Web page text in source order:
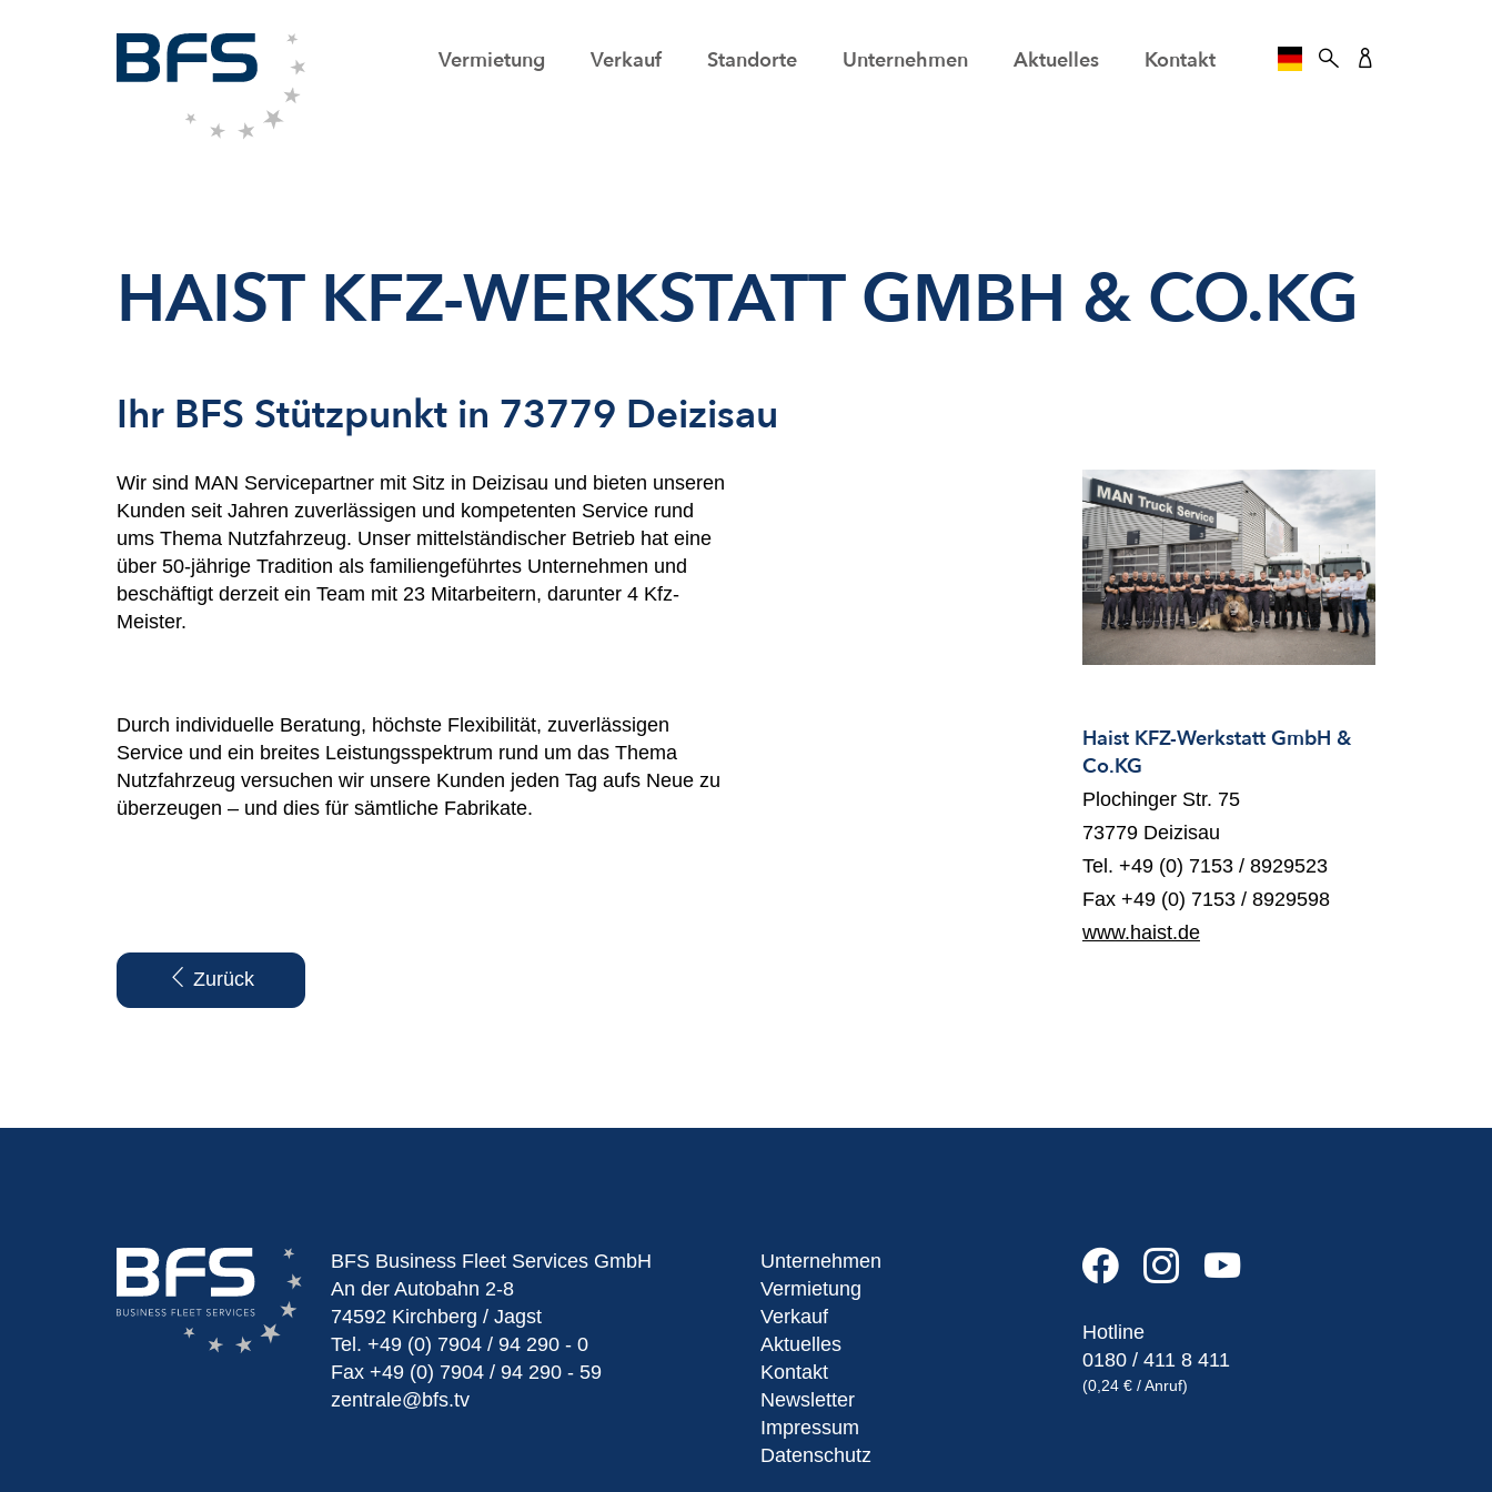
Vermietung Verkauf Standorte Unternehmen Aktuelles Kontakt
HAIST KFZ-WERKSTATT GMBH & CO.KG
Ihr BFS Stützpunkt in 73779 Deizisau
Wir sind MAN Servicepartner mit Sitz in Deizisau und bieten unseren
Kunden seit Jahren zuverlässigen und kompetenten Service rund
ums Thema Nutzfahrzeug. Unser mittelständischer Betrieb hat eine
über 50-jährige Tradition als familiengeführtes Unternehmen und
beschäftigt derzeit ein Team mit 23 Mitarbeitern, darunter 4 Kfz-
Meister.
Durch individuelle Beratung, höchste Flexibilität, zuverlässigen
Service und ein breites Leistungsspektrum rund um das Thema
Nutzfahrzeug versuchen wir unsere Kunden jeden Tag aufs Neue zu
überzeugen – und dies für sämtliche Fabrikate.
Haist KFZ-Werkstatt GmbH &
Co.KG
Plochinger Str. 75
73779 Deizisau
Tel. +49 (0) 7153 / 8929523
Fax +49 (0) 7153 / 8929598
www.haist.de
Zurück
BFS Business Fleet Services GmbH
An der Autobahn 2-8
74592 Kirchberg / Jagst
Tel.+49 (0) 7904 / 94 290 - 0
Fax+49 (0) 7904 / 94 290 - 59
zentrale@bfs.tv
Unternehmen
Vermietung
Verkauf
Aktuelles
Kontakt
Newsletter
Impressum
Datenschutz
Hotline
0180 / 411 8 411
(0,24 € / Anruf)